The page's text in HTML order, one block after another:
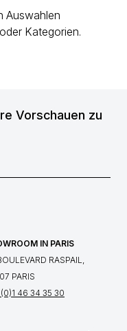
Auswahlen
Kategorien.
Vorschauen zu
IN PARIS
RASPAIL,
PARIS
46 34 35 30